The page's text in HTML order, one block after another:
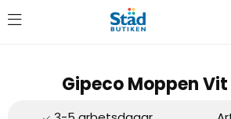
Gipeco Moppen